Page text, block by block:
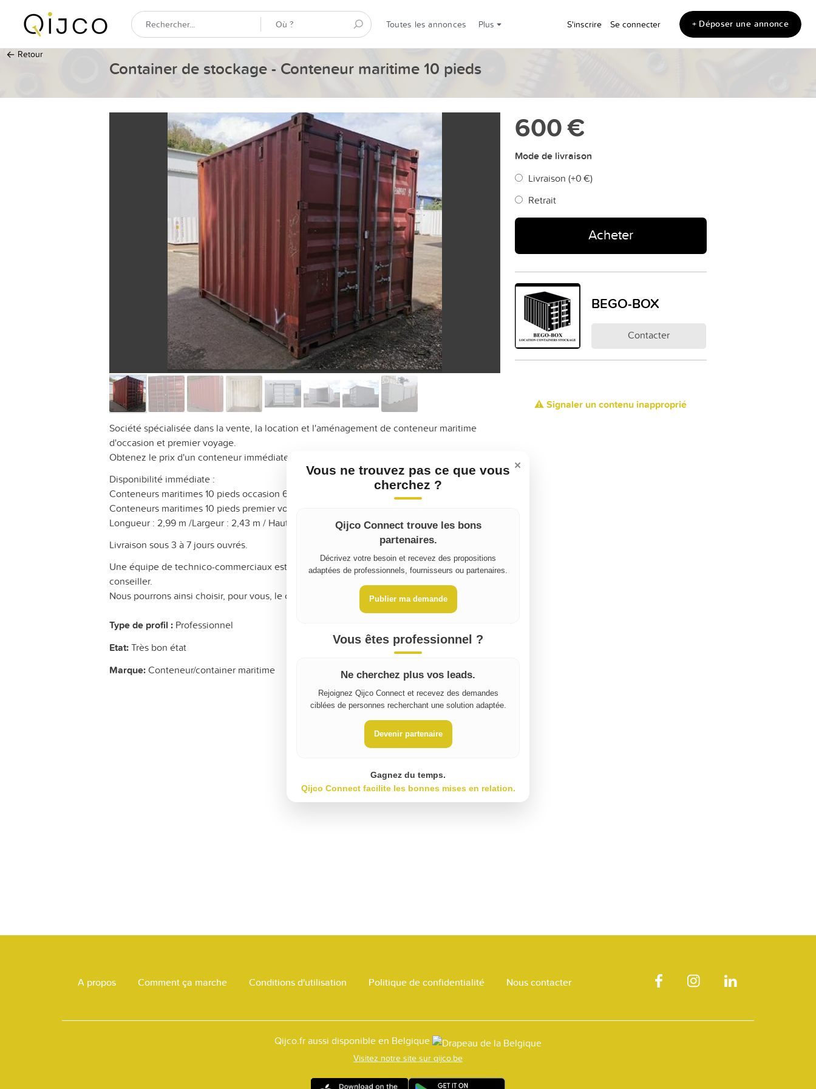
Toutes les annonces Plus S'inscrire Se connecter + Déposer une annonce
← Retour
Container de stockage - Conteneur maritime 10 pieds
Société spécialisée dans la vente, la location et l'aménagement de conteneur maritime
d'occasion et premier voyage.
Obtenez le prix d'un conteneur immédiatement en nous contactant.
Disponibilité immédiate :
Conteneurs maritimes 10 pieds occasion 600€ HT l’unité départ dépôt
Conteneurs maritimes 10 pieds premier voyage 1500€ l’unité départ dépôt
Longueur : 2,99 m /Largeur : 2,43 m / Hauteur : 2,59 m / Volume : 17,8 m³
Livraison sous 3 à 7 jours ouvrés.
Une équipe de technico-commerciaux est là pour vous écouter, vous renseigner et vous
conseiller.
Nous pourrons ainsi choisir, pour vous, le container le plus adapté à votre demande.
Type de profil : Professionnel
Etat:Très bon état
Marque:Conteneur/container maritime
600 €
Mode de livraison
Livraison (+0 €)
Retrait
Acheter
BEGO-BOX
Contacter
⚠️ Signaler un contenu inapproprié
A propos Comment ça marche Conditions d'utilisation Politique de confidentialité Nous contacter
Qijco.fr aussi disponible en Belgique
Visitez notre site sur qijco.be
×
Vous ne trouvez pas ce que vous
cherchez ?
Qijco Connect trouve les bons
partenaires.
Décrivez votre besoin et recevez des propositions
adaptées de professionnels, fournisseurs ou partenaires.
Publier ma demande
Vous êtes professionnel ?
Ne cherchez plus vos leads.
Rejoignez Qijco Connect et recevez des demandes
ciblées de personnes recherchant une solution adaptée.
Devenir partenaire
Gagnez du temps.
Qijco Connect facilite les bonnes mises en relation.